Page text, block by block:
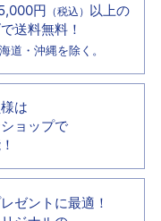
円 （税込） 以上の
送料無料！
道・沖縄を除く。
は
ョップで
ゼントに最適！